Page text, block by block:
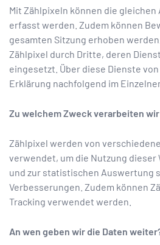
Mit Zählpixeln können die
erfasst werden. Zudem können
gesamten Sitzung erhoben
Zählpixel durch Dritte, deren
eingesetzt. Über diese Dienste
Erklärung nachfolgend im
Zu welchem Zweck verarbeiten
Zählpixel werden von
verwendet, um die Nutzung dieser
und zur statistischen Auswertung
Verbesserungen. Zudem können
Tracking verwendet werden.
An wen geben wir die Daten